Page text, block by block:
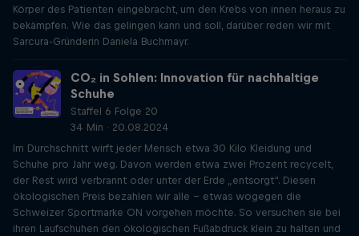
Körper des Patienten eingebracht, um den Krebs von innen heraus zu
bekämpfen. Wie das gelingen kann und soll, darüber reden wir mit
Sarcura-Gründerin Daniela Buchmayr.
CO₂ in Sohlen: Innovation für nachhaltige
Schuhe
Staffel 6 Folge 20
34 Min · 20.08.2024
Im Durchschnitt wirft jeder Mensch etwa 30 Kilo Kleidung und
Schuhe pro Jahr weg. Davon werden etwa zwei Prozent recycelt,
der Rest wird verbrannt oder unter der Erde „entsorgt“. Diesen
ökologischen Preis bezahlen wir alle - etwas wogegen die
Schweizer Sportmarke ON vorgehen möchte. So versuchen sie bei
ihren Laufschuhen den ökologischen Fußabdruck klein zu halten und